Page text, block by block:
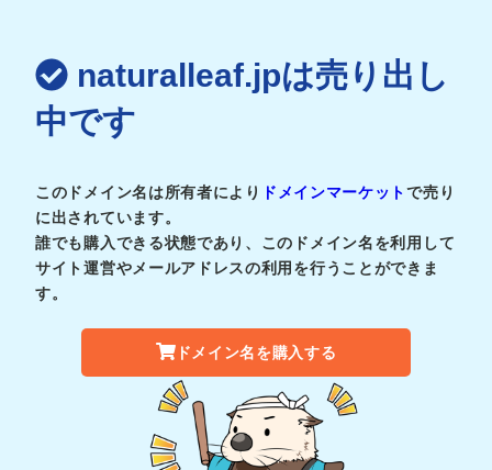
naturalleaf.jpは売り出し
中です
このドメイン名は所有者により ドメインマーケットで売り
に出されています。
誰でも購入できる状態であり、このドメイン名を利用して
サイト運営やメールアドレスの利用を行うことができま
す。
ドメイン名を購入する